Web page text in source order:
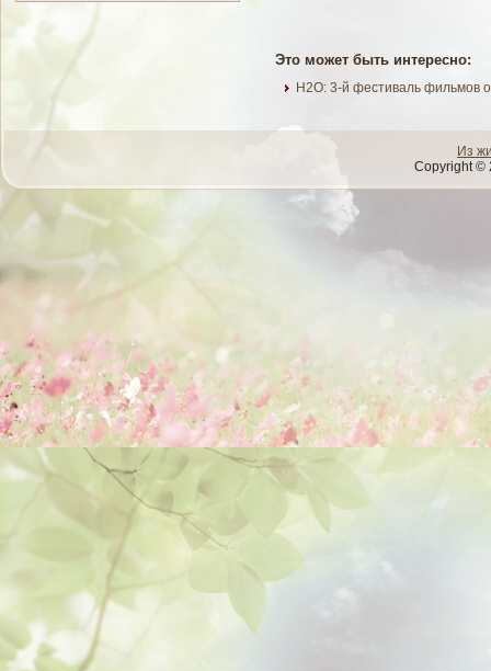
Это может быть интересно:
H2O: 3-й фестиваль фильмов
Из
Copyright ©